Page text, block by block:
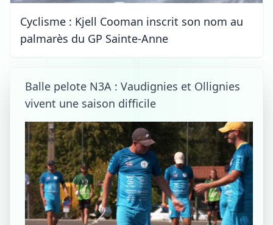
Cyclisme : Kjell Cooman inscrit son nom au
palmarès du GP Sainte-Anne
Balle pelote N3A : Vaudignies et Ollignies
vivent une saison difficile